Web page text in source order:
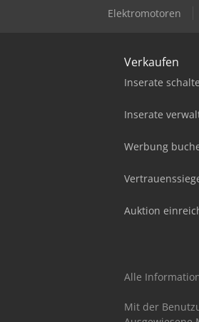
Elektromotoren
Verkaufen
Inserate
Inserate
Werbung
Auktion
Alle
Mit der